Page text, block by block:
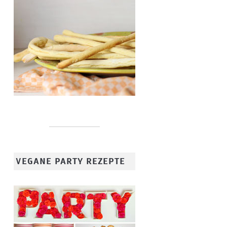
VEGANE PARTY REZEPTE